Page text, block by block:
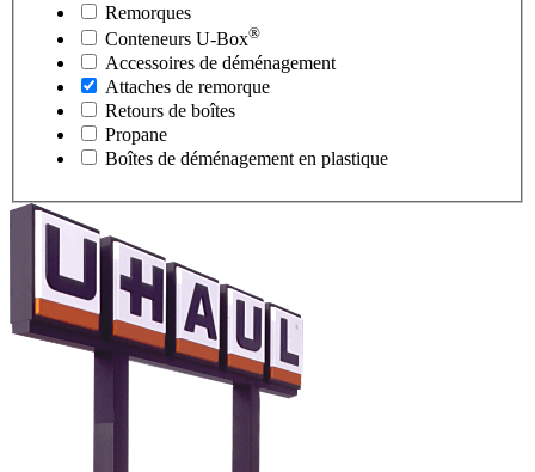
Remorques
Conteneurs U-Box®
Accessoires de déménagement
Attaches de remorque
Retours de boîtes
Propane
Boîtes de déménagement en plastique